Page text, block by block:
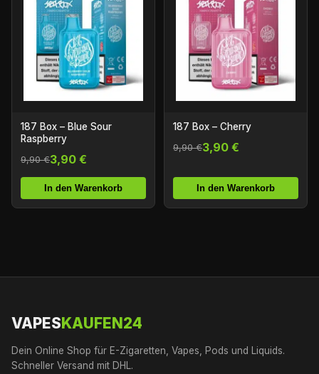
187 Box – Blue Sour
Raspberry
9,90 €3,90 €
In den Warenkorb
187 Box – Cherry
9,90 €3,90 €
In den Warenkorb
VAPES KAUFEN24
Dein Online Shop für E-Zigaretten, Vapes, Pods und Liquids.
Schneller Versand mit DHL.